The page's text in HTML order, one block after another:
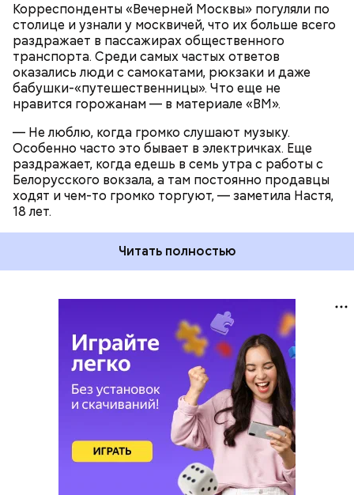
Корреспонденты «Вечерней Москвы» погуляли по
столице и узнали у москвичей, что их больше всего
раздражает в пассажирах общественного
транспорта. Среди самых частых ответов
оказались люди с самокатами, рюкзаки и даже
бабушки-«путешественницы». Что еще не
нравится горожанам — в материале «ВМ».
— Не люблю, когда громко слушают музыку.
Особенно часто это бывает в электричках. Еще
раздражает, когда едешь в семь утра с работы с
Белорусского вокзала, а там постоянно продавцы
ходят и чем-то громко торгуют, — заметила Настя,
18 лет.
Читать полностью